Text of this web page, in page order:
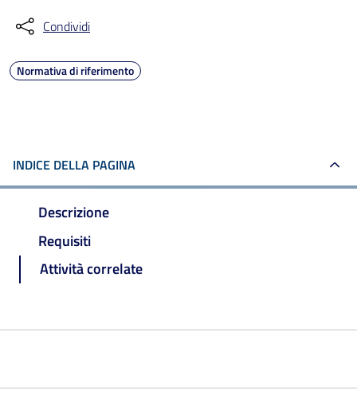
Condividi
Normativa di riferimento
INDICE DELLA PAGINA
Descrizione
Requisiti
Attività correlate